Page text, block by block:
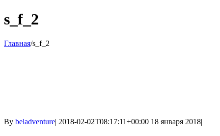
s_f_2
Главная/s_f_2
By beladventure| 2018-02-02T08:17:11+00:00 18 января 2018|